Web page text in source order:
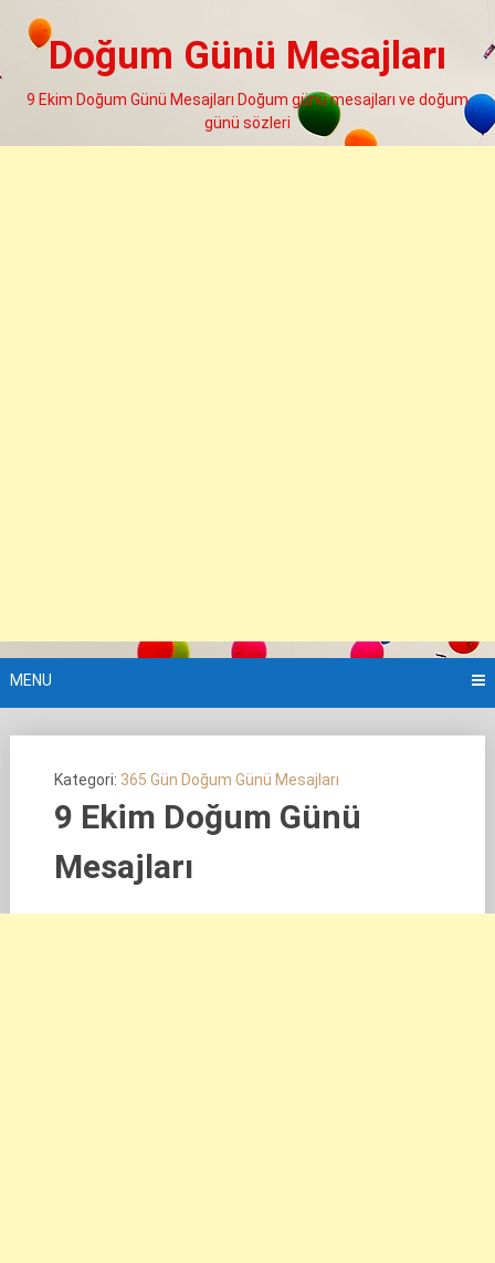
Doğum Günü Mesajları
9 Ekim Doğum Günü Mesajları Doğum günü mesajları ve doğum
günü sözleri
MENU
Kategori: 365 Gün Doğum Günü Mesajları
9 Ekim Doğum Günü
Mesajları